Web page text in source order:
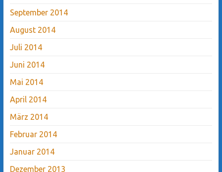
September 2014
August 2014
Juli 2014
Juni 2014
Mai 2014
April 2014
März 2014
Februar 2014
Januar 2014
Dezember 2013